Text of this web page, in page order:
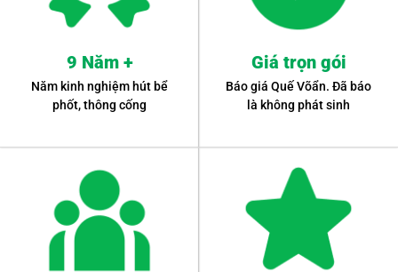
9 Năm +
Năm kinh nghiệm hút bể
phốt, thông cống
Giá trọn gói
Báo giá Quế Võẩn. Đã báo
là không phát sinh